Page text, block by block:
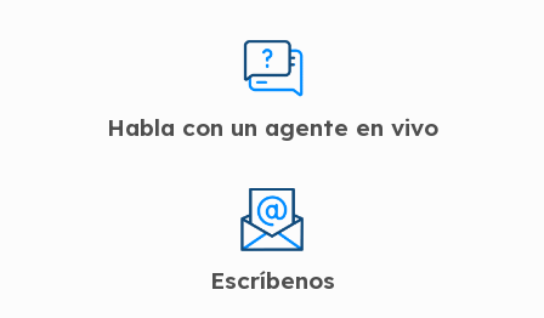
Habla con un agente en vivo
Escríbenos